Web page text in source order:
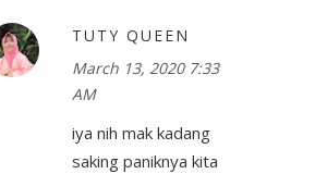
TUTY QUEEN
March 13, 2020 7:33
AM
iya nih mak kadang
saking paniknya kita